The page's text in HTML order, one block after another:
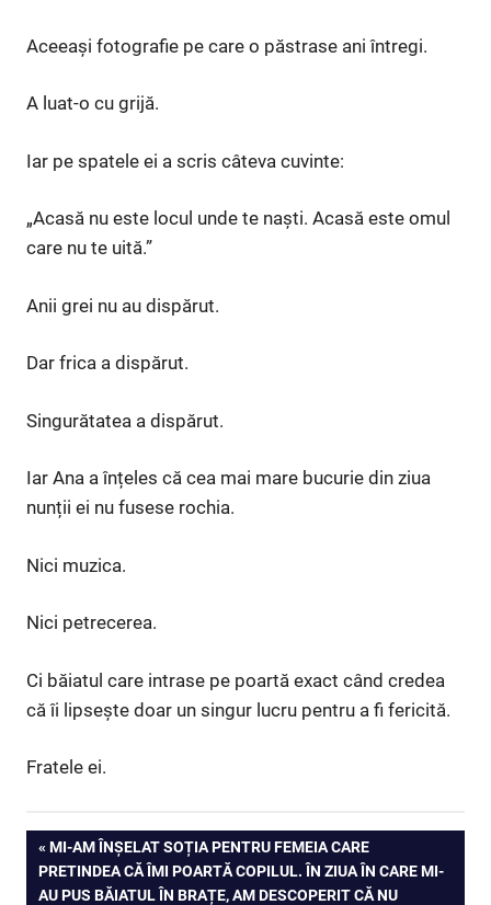
Aceeași fotografie pe care o păstrase ani întregi.
A luat-o cu grijă.
Iar pe spatele ei a scris câteva cuvinte:
„Acasă nu este locul unde te naști. Acasă este omul
care nu te uită.”
Anii grei nu au dispărut.
Dar frica a dispărut.
Singurătatea a dispărut.
Iar Ana a înțeles că cea mai mare bucurie din ziua
nunții ei nu fusese rochia.
Nici muzica.
Nici petrecerea.
Ci băiatul care intrase pe poartă exact când credea
că îi lipsește doar un singur lucru pentru a fi fericită.
Fratele ei.
Post
PREVIOUS
POST:
MI-AM ÎNȘELAT SOȚIA PENTRU FEMEIA CARE
PRETINDEA CĂ ÎMI POARTĂ COPILUL. ÎN ZIUA ÎN CARE MI-
AU PUS BĂIATUL ÎN BRAȚE, AM DESCOPERIT CĂ NU